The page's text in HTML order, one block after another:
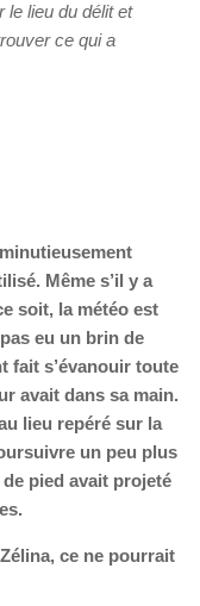
le lieu du délit et
ce qui a
Même s’il y a
soit, la météo est
eu un brin de
fait s’évanouir toute
avait dans sa main.
lieu repéré sur la
un peu plus
pied avait projeté
ce ne pourrait